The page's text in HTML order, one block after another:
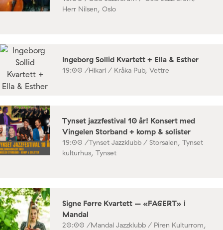
Herr Nilsen, Oslo
Ingeborg Sollid Kvartett + Ella & Esther
19:00 /Hikari / Kråka Pub, Vettre
Tynset jazzfestival 10 år! Konsert med
Vingelen Storband + komp & solister
19:00 /Tynset Jazzklubb / Storsalen, Tynset
kulturhus, Tynset
Signe Førre Kvartett – «FAGERT» i
Mandal
20:00 /Mandal Jazzklubb / Piren Kulturrom,